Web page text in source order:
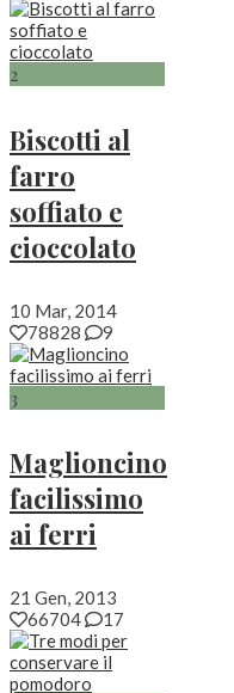
2
Biscotti al
farro
soffiato e
cioccolato
10 Mar, 2014
78828
9
3
Maglioncino
facilissimo
ai ferri
21 Gen, 2013
66704
17